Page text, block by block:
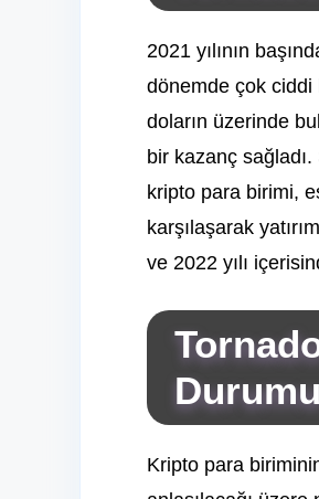
2021 yılının
dönemde çok ciddi
doların üzerinde
bir kazanç
kripto para birimi,
karşılaşarak
ve 2022 yılı
Durumu
Kripto para